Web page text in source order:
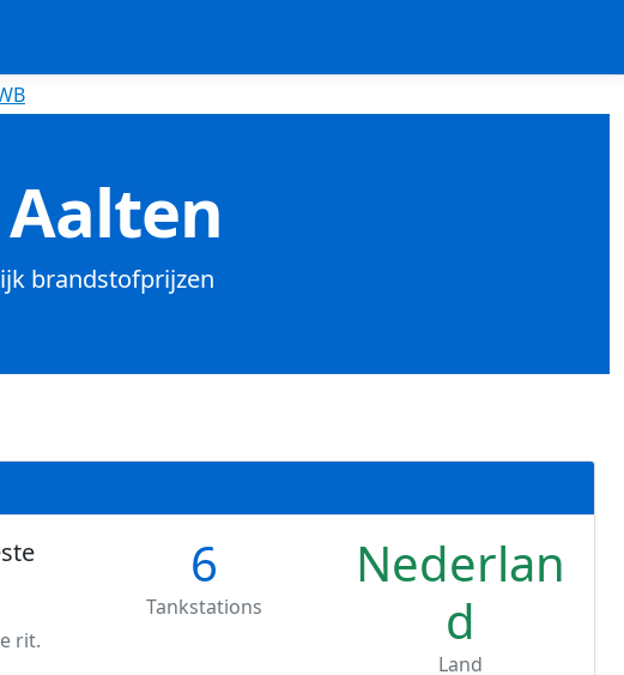
brandstofprijzen
rit.
6
Tankstations
Nederlan
d
Land